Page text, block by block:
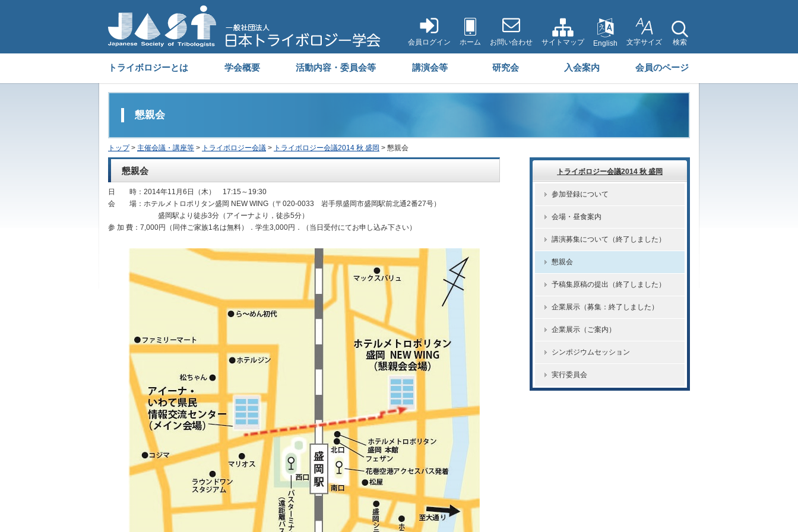
会員ログイン ホーム お問い合わせ サイトマップ English 文字サイズ 検索
トライボロジーとは 学会概要 活動内容・委員会等 講演会等 研究会 入会案内 会員のページ
懇親会
トップ> 主催会議・講座等 > トライボロジー会議 > トライボロジー会議2014 秋 盛岡 > 懇親会
懇親会
日 時：2014年11月6日（木） 17:15～19:30
会 場：ホテルメトロポリタン盛岡 NEW WING（〒020-0033 岩手県盛岡市盛岡駅前北通2番27号）
盛岡駅より徒歩3分（アイーナより，徒歩5分）
参 加 費：7,000円（同伴ご家族1名は無料）．学生3,000円．（当日受付にてお申し込み下さい）
トライボロジー会議2014 秋 盛岡
参加登録について
会場・昼食案内
講演募集について（終了しました）
懇親会
予稿集原稿の提出（終了しました）
企業展示（募集：終了しました）
企業展示（ご案内）
シンポジウムセッション
実行委員会